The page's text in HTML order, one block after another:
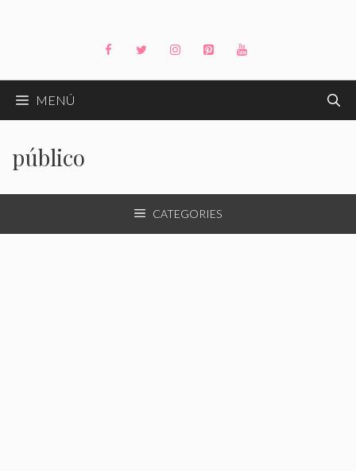
MENÚ
público
CATEGORIES